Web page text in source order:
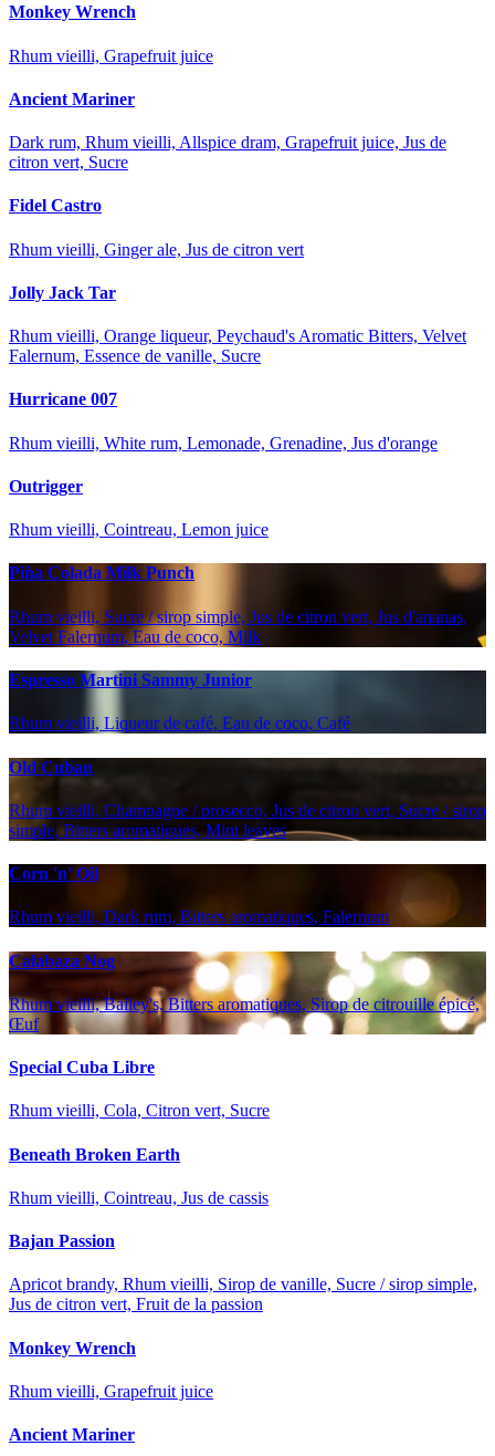
Monkey Wrench
Rhum vieilli, Grapefruit juice
Ancient Mariner
Dark rum, Rhum vieilli, Allspice dram, Grapefruit juice, Jus de
citron vert, Sucre
Fidel Castro
Rhum vieilli, Ginger ale, Jus de citron vert
Jolly Jack Tar
Rhum vieilli, Orange liqueur, Peychaud's Aromatic Bitters, Velvet
Falernum, Essence de vanille, Sucre
Hurricane 007
Rhum vieilli, White rum, Lemonade, Grenadine, Jus d'orange
Outrigger
Rhum vieilli, Cointreau, Lemon juice
Piña Colada Milk Punch
Rhum vieilli, Sucre / sirop simple, Jus de citron vert, Jus d'ananas,
Velvet Falernum, Eau de coco, Milk
Espresso Martini Sammy Junior
Rhum vieilli, Liqueur de café, Eau de coco, Café
Old Cuban
Rhum vieilli, Champagne / prosecco, Jus de citron vert, Sucre / sirop
simple, Bitters aromatiques, Mint leaves
Corn 'n' Oil
Rhum vieilli, Dark rum, Bitters aromatiques, Falernum
Calabaza Nog
Rhum vieilli, Bailey's, Bitters aromatiques, Sirop de citrouille épicé,
Œuf
Special Cuba Libre
Rhum vieilli, Cola, Citron vert, Sucre
Beneath Broken Earth
Rhum vieilli, Cointreau, Jus de cassis
Bajan Passion
Apricot brandy, Rhum vieilli, Sirop de vanille, Sucre / sirop simple,
Jus de citron vert, Fruit de la passion
Monkey Wrench
Rhum vieilli, Grapefruit juice
Ancient Mariner